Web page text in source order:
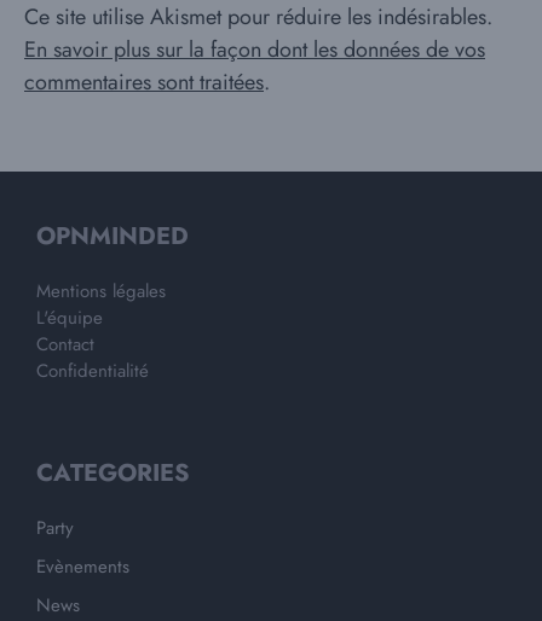
Ce site utilise Akismet pour réduire les indésirables.
En savoir plus sur la façon dont les données de vos
commentaires sont traitées.
OPNMINDED
Mentions légales
L'équipe
Contact
Confidentialité
CATEGORIES
Party
Evènements
News